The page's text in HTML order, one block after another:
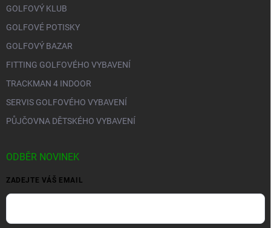
GOLFOVÝ KLUB
GOLFOVÉ POTISKY
GOLFOVÝ BAZAR
FITTING GOLFOVÉHO VYBAVENÍ
TRACKMAN 4 INDOOR
SERVIS GOLFOVÉHO VYBAVENÍ
PŮJČOVNA DĚTSKÉHO VYBAVENÍ
ODBĚR NOVINEK
ZADEJTE VÁŠ EMAIL